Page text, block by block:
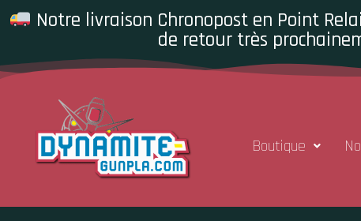
Notre livraison Chronopost en Point
de retour très
Boutique